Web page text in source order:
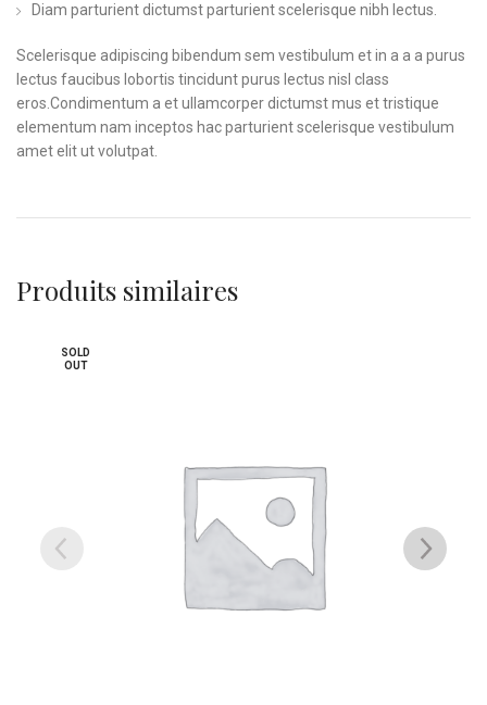
Diam parturient dictumst parturient scelerisque nibh lectus.
Scelerisque adipiscing bibendum sem vestibulum et in a a a purus
lectus faucibus lobortis tincidunt purus lectus nisl class
eros.Condimentum a et ullamcorper dictumst mus et tristique
elementum nam inceptos hac parturient scelerisque vestibulum
amet elit ut volutpat.
Produits similaires
SOLD
OUT